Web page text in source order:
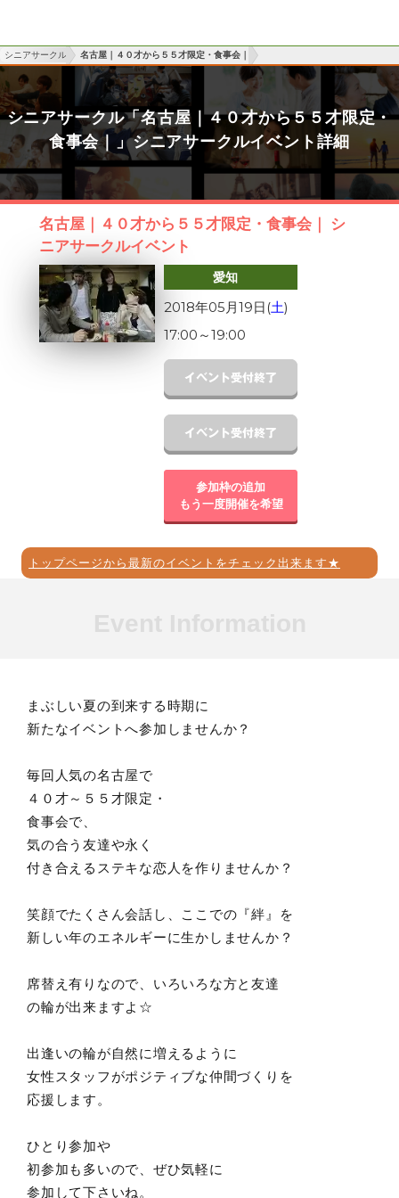
シニアサークル 名古屋｜４０才から５５才限定・食事会｜
シニアサークル「名古屋｜４０才から５５才限定・
食事会｜」シニアサークルイベント詳細
名古屋｜４０才から５５才限定・食事会｜ シ
ニアサークルイベント
愛知
2018年05月19日(土)
17:00 ～19:00
参加枠の追加
もう一度開催を希望
トップページから最新のイベントをチェック出来ます★
まぶしい夏の到来する時期に
新たなイベントへ参加しませんか？
毎回人気の名古屋で
４０才～５５才限定・
食事会で、
気の合う友達や永く
付き合えるステキな恋人を作りませんか？
笑顔でたくさん会話し、ここでの『絆』を
新しい年のエネルギーに生かしませんか？
席替え有りなので、いろいろな方と友達
の輪が出来ますよ☆
出逢いの輪が自然に増えるように
女性スタッフがポジティブな仲間づくりを
応援します。
ひとり参加や
初参加も多いので、ぜひ気軽に
参加して下さいね。